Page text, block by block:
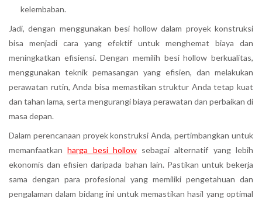
kelembaban.
Jadi, dengan menggunakan besi hollow dalam proyek konstruksi
bisa menjadi cara yang efektif untuk menghemat biaya dan
meningkatkan efisiensi. Dengan memilih besi hollow berkualitas,
menggunakan teknik pemasangan yang efisien, dan melakukan
perawatan rutin, Anda bisa memastikan struktur Anda tetap kuat
dan tahan lama, serta mengurangi biaya perawatan dan perbaikan di
masa depan.
Dalam perencanaan proyek konstruksi Anda, pertimbangkan untuk
memanfaatkanharga besi hollowsebagai alternatif yang lebih
ekonomis dan efisien daripada bahan lain. Pastikan untuk bekerja
sama dengan para profesional yang memiliki pengetahuan dan
pengalaman dalam bidang ini untuk memastikan hasil yang optimal